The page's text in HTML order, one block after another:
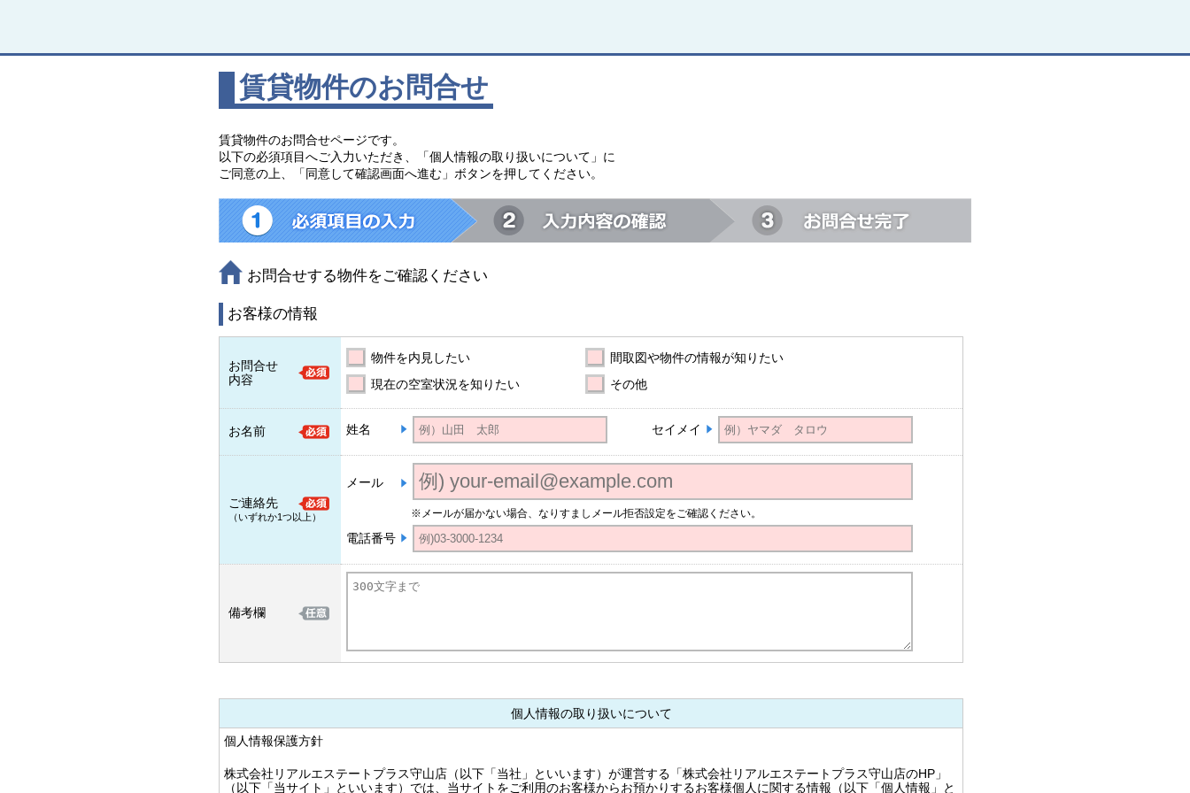
賃貸物件のお問合せ
賃貸物件のお問合せページです。
以下の必須項目へご入力いただき、「個人情報の取り扱いについて」に
ご同意の上、「同意して確認画面へ進む」ボタンを押してください。
お問合せする物件をご確認ください
お客様の情報
お問合せ
内容
物件を内見したい
間取図や物件の情報が知りたい
現在の空室状況を知りたい
その他
お名前 姓名 セイメイ
ご連絡先
（いずれか1つ以上）
メール
※メールが届かない場合、なりすましメール拒否設定をご確認ください。
電話番号
備考欄
個人情報の取り扱いについて
個人情報保護方針
株式会社リアルエステートプラス守山店（以下「当社」といいます）が運営する「株式会社リアルエステートプラス守山店のHP」
（以下「当サイト」といいます）では、当サイトをご利用のお客様からお預かりするお客様個人に関する情報（以下「個人情報」と